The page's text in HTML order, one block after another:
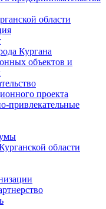
области
Кургана
объектов и
проекта
привлекательные
области